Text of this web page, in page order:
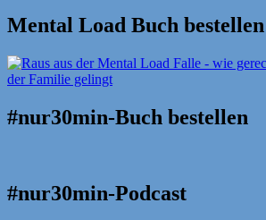
Mental Load Buch bestellen
#nur30min-Buch bestellen
#nur30min-Podcast